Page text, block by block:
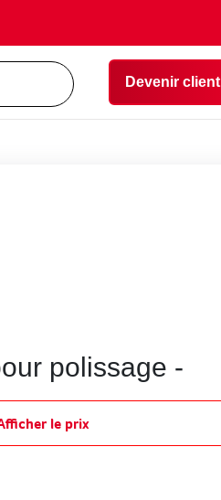
Devenir client
polissage -
le prix